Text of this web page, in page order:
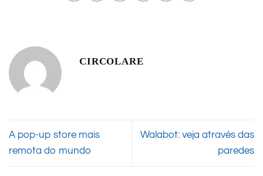
CIRCOLARE
A pop-up store mais
remota do mundo
Walabot: veja através das
paredes